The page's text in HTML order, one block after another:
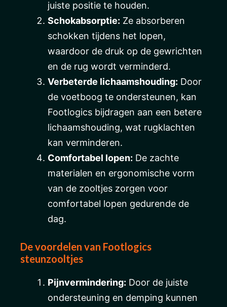
juiste positie te houden.
Schokabsorptie: Ze absorberen
schokken tijdens het lopen,
waardoor de druk op de gewrichten
en de rug wordt verminderd.
Verbeterde lichaamshouding: Door
de voetboog te ondersteunen, kan
Footlogics bijdragen aan een betere
lichaamshouding, wat rugklachten
kan verminderen.
Comfortabel lopen: De zachte
materialen en ergonomische vorm
van de zooltjes zorgen voor
comfortabel lopen gedurende de
dag.
De voordelen van Footlogics
steunzooltjes
Pijnvermindering: Door de juiste
ondersteuning en demping kunnen